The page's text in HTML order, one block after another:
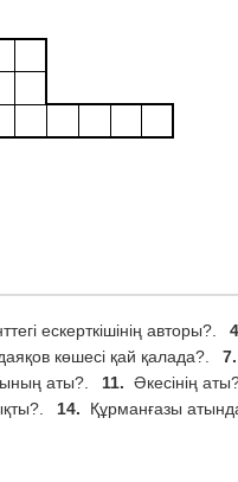
ескерткішінің авторы?.
көшесі қай қалада?. 7.
аты?. 11. Әкесінің
14.
Құрманғазы